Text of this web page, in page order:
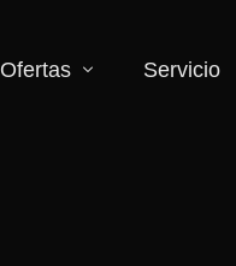
Ofertas Servicio